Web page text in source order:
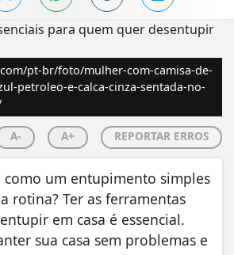
pt-br/foto/mulher-com-camisa-de-
petroleo-e-calca-cinza-sentada-no-
A- A+ REPORTAR ERROS
como um entupimento simples
rotina? Ter as ferramentas
em casa é essencial.
sua casa sem problemas e